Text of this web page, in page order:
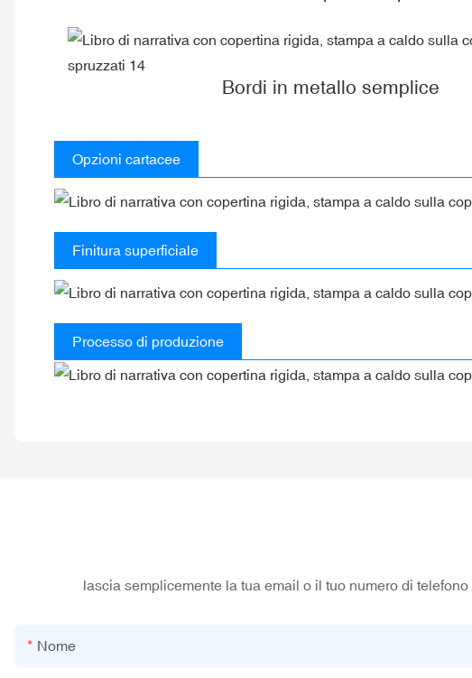
Bordi in metallo semplice
Opzioni cartacee
Finitura superficiale
Processo di produzione
lascia semplicemente la tua email o il tuo numero di
Nome